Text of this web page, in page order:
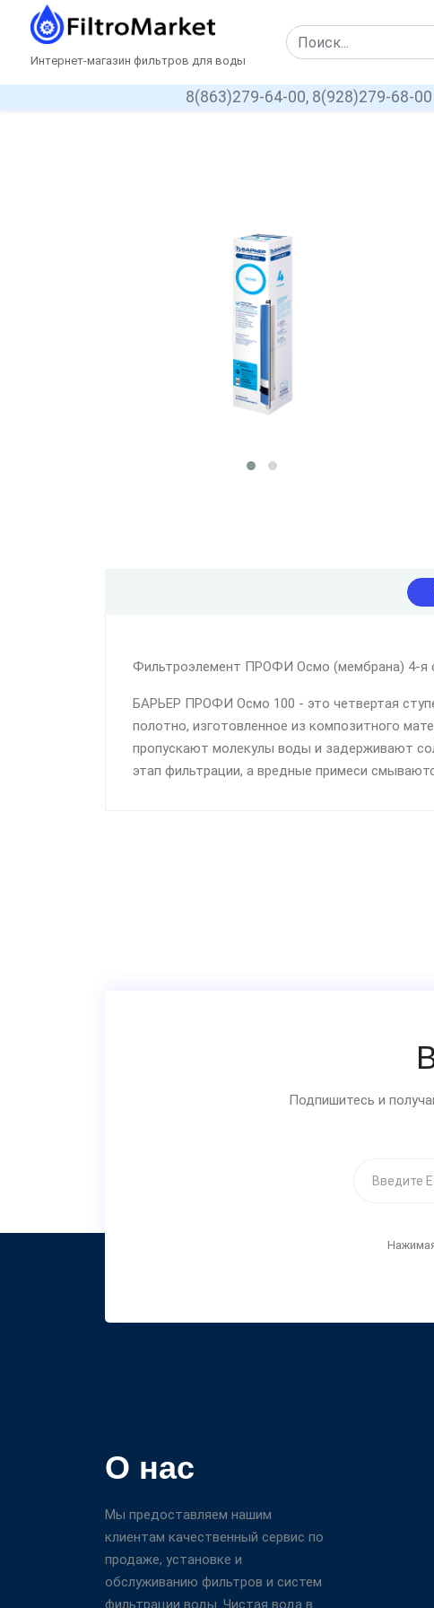
Интернет-магазин фильтров для воды
8(863)279-64-00, 8(928)279-68-00
Фильтроэлемент ПРОФИ Осмо (мембрана) 4-я
БАРЬЕР ПРОФИ Осмо 100 - это четвертая
полотно, изготовленное из композитного
пропускают молекулы воды и задерживают
этап фильтрации, а вредные примеси
Подпишитесь и
О нас
Мы предоставляем нашим
клиентам качественный сервис по
продаже, установке и
обслуживанию фильтров и систем
фильтрации воды. Чистая вода в